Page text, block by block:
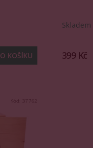
Skladem
399 Kč
Kód: 37762